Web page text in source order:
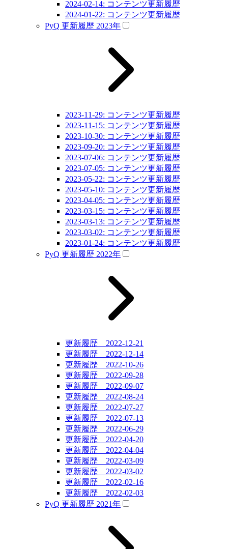
2024-02-14: コンテンツ更新履歴
2024-01-22: コンテンツ更新履歴
PyQ 更新履歴 2023年
2023-11-29: コンテンツ更新履歴
2023-11-15: コンテンツ更新履歴
2023-10-30: コンテンツ更新履歴
2023-09-20: コンテンツ更新履歴
2023-07-06: コンテンツ更新履歴
2023-07-05: コンテンツ更新履歴
2023-05-22: コンテンツ更新履歴
2023-05-10: コンテンツ更新履歴
2023-04-05: コンテンツ更新履歴
2023-03-15: コンテンツ更新履歴
2023-03-13: コンテンツ更新履歴
2023-03-02: コンテンツ更新履歴
2023-01-24: コンテンツ更新履歴
PyQ 更新履歴 2022年
更新履歴 2022-12-21
更新履歴 2022-12-14
更新履歴 2022-10-26
更新履歴 2022-09-28
更新履歴 2022-09-07
更新履歴 2022-08-24
更新履歴 2022-07-27
更新履歴 2022-07-13
更新履歴 2022-06-29
更新履歴 2022-04-20
更新履歴 2022-04-04
更新履歴 2022-03-09
更新履歴 2022-03-02
更新履歴 2022-02-16
更新履歴 2022-02-03
PyQ 更新履歴 2021年